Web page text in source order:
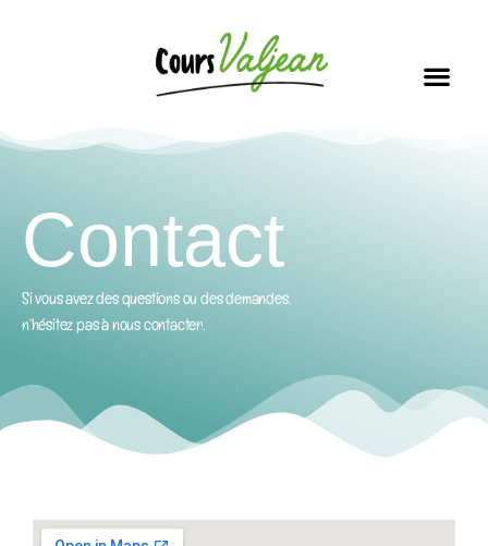
Contact
Si vous avez des questions ou des demandes,
n’hésitez pas à nous contacter.